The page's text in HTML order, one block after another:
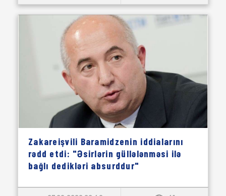
Zakareişvili Baramidzenin iddialarını
rədd etdi: "Əsirlərin güllələnməsi ilə
bağlı dedikləri absurddur"